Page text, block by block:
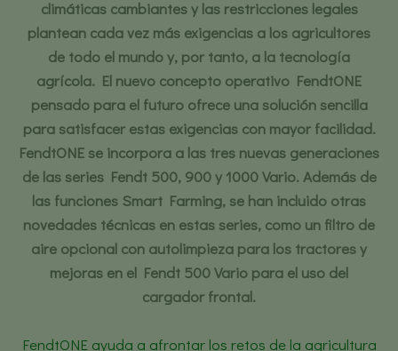
climáticas cambiantes y las restricciones legales
plantean cada vez más exigencias a los agricultores
de todo el mundo y, por tanto, a la tecnología
agrícola. El nuevo concepto operativo FendtONE
pensado para el futuro ofrece una solución sencilla
para satisfacer estas exigencias con mayor facilidad.
FendtONE se incorpora a las tres nuevas generaciones
de las series Fendt 500, 900 y 1000 Vario. Además de
las funciones Smart Farming, se han incluido otras
novedades técnicas en estas series, como un filtro de
aire opcional con autolimpieza para los tractores y
mejoras en el Fendt 500 Vario para el uso del
cargador frontal.
FendtONE ayuda a afrontar los retos de la agricultura